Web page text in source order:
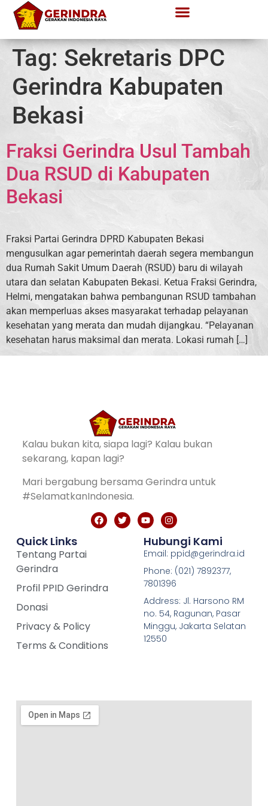
Tag: Sekretaris DPC
Gerindra Kabupaten
Bekasi
Fraksi Gerindra Usul Tambah
Dua RSUD di Kabupaten
Bekasi
Fraksi Partai Gerindra DPRD Kabupaten Bekasi
mengusulkan agar pemerintah daerah segera membangun
dua Rumah Sakit Umum Daerah (RSUD) baru di wilayah
utara dan selatan Kabupaten Bekasi. Ketua Fraksi Gerindra,
Helmi, mengatakan bahwa pembangunan RSUD tambahan
akan memperluas akses masyarakat terhadap pelayanan
kesehatan yang merata dan mudah dijangkau. “Pelayanan
kesehatan harus maksimal dan merata. Lokasi rumah […]
Kalau bukan kita, siapa lagi? Kalau bukan
sekarang, kapan lagi?
Mari bergabung bersama Gerindra untuk
#SelamatkanIndonesia.
Quick Links
Tentang Partai
Gerindra
Profil PPID Gerindra
Donasi
Privacy & Policy
Terms & Conditions
Hubungi Kami
Email: ppid@gerindra.id
Phone: (021) 7892377,
7801396
Address: Jl. Harsono RM
no. 54, Ragunan, Pasar
Minggu, Jakarta Selatan
12550